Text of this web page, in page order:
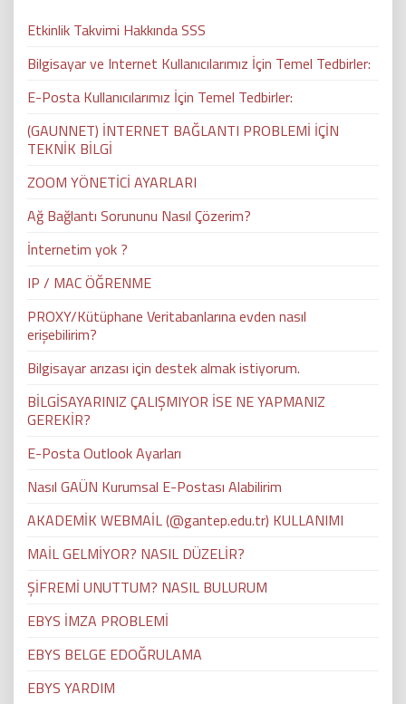
Etkinlik Takvimi Hakkında SSS
Bilgisayar ve Internet Kullanıcılarımız İçin Temel Tedbirler:
E-Posta Kullanıcılarımız İçin Temel Tedbirler:
(GAUNNET) İNTERNET BAĞLANTI PROBLEMİ İÇİN
TEKNİK BİLGİ
ZOOM YÖNETİCİ AYARLARI
Ağ Bağlantı Sorununu Nasıl Çözerim?
İnternetim yok ?
IP / MAC ÖĞRENME
PROXY/Kütüphane Veritabanlarına evden nasıl
erişebilirim?
Bilgisayar arızası için destek almak istiyorum.
BİLGİSAYARINIZ ÇALIŞMIYOR İSE NE YAPMANIZ
GEREKİR?
E-Posta Outlook Ayarları
Nasıl GAÜN Kurumsal E-Postası Alabilirim
AKADEMİK WEBMAİL (@gantep.edu.tr) KULLANIMI
MAİL GELMİYOR? NASIL DÜZELİR?
ŞİFREMİ UNUTTUM? NASIL BULURUM
EBYS İMZA PROBLEMİ
EBYS BELGE EDOĞRULAMA
EBYS YARDIM